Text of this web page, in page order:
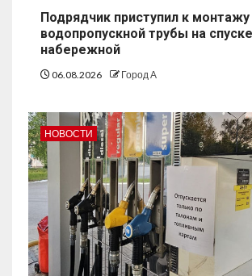
Подрядчик приступил к монтажу
водопропускной трубы на
набережной
06.08.2026 Город А
НОВОСТИ